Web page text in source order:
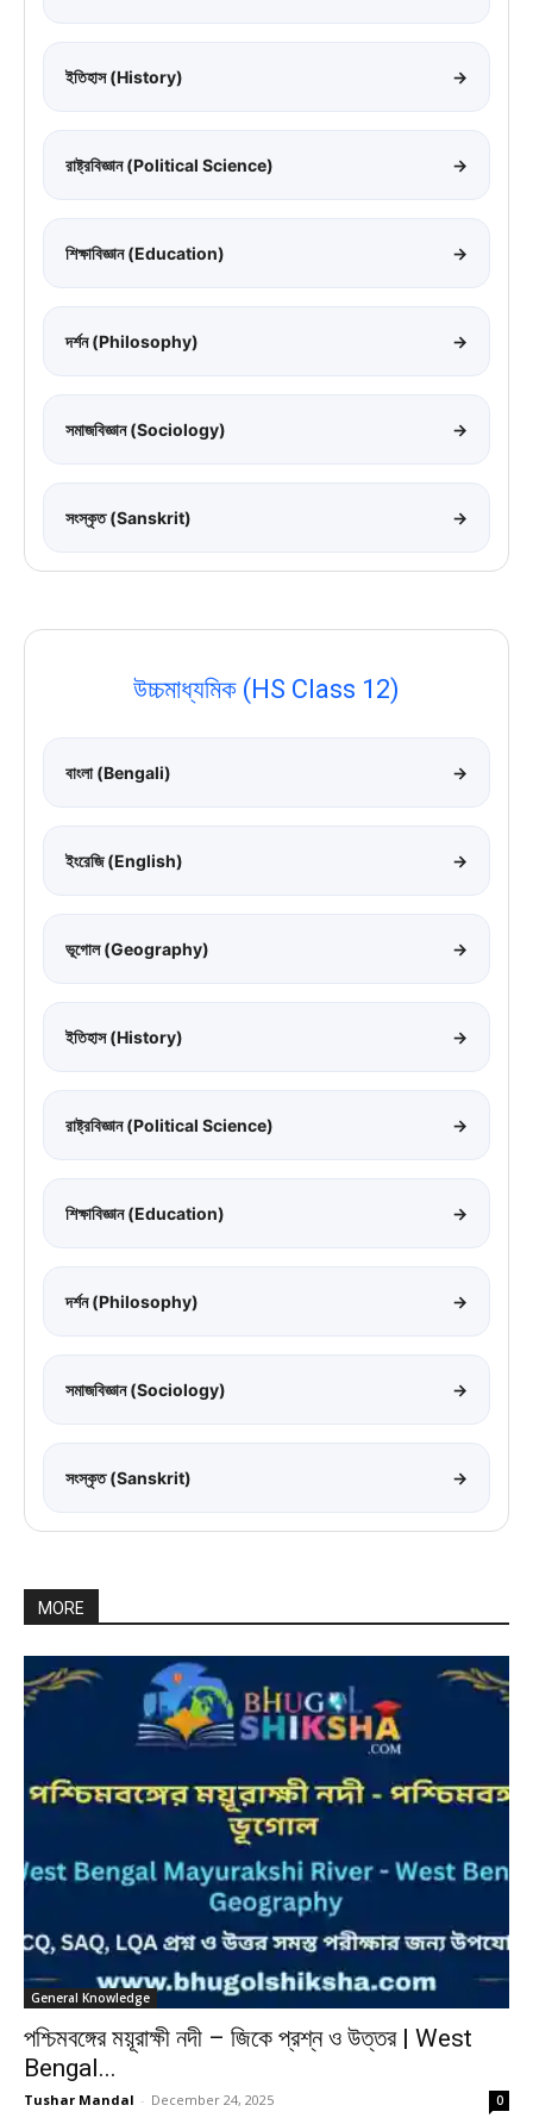
ইতিহাস (History) →
রাষ্ট্রবিজ্ঞান (Political Science) →
শিক্ষাবিজ্ঞান (Education) →
দর্শন (Philosophy) →
সমাজবিজ্ঞান (Sociology) →
সংস্কৃত (Sanskrit) →
উচ্চমাধ্যমিক (HS Class 12)
বাংলা (Bengali) →
ইংরেজি (English) →
ভূগোল (Geography) →
ইতিহাস (History) →
রাষ্ট্রবিজ্ঞান (Political Science) →
শিক্ষাবিজ্ঞান (Education) →
দর্শন (Philosophy) →
সমাজবিজ্ঞান (Sociology) →
সংস্কৃত (Sanskrit) →
MORE
General Knowledge
পশ্চিমবঙ্গের ময়ূরাক্ষী নদী – জিকে প্রশ্ন ও উত্তর | West
Bengal...
Tushar Mandal - December 24, 2025 0